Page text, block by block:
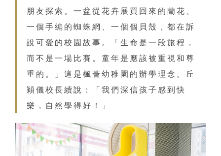
朋友探索。一盆從花卉展買回來的蘭花、
一個手編的蜘蛛網、一個個貝殼，都在訴
說可愛的校園故事。「生命是一段旅程，
而不是一場比賽。童年是應該被重視和尊
重的。」這是楓薈幼稚園的辦學理念。丘
穎儀校長續說：「我們深信孩子感到快
樂，自然學得好！」